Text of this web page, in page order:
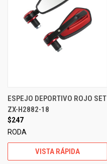
ESPEJO DEPORTIVO ROJO SET
ZX-H2882-18
$247
RODA
VISTA RÁPIDA